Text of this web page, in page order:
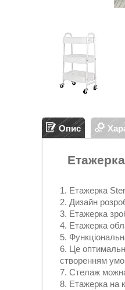
Опис
Етажерка
Дизайн
Етажерка
Етажерка
Це
створенням
Стелаж можна
Етажерка на